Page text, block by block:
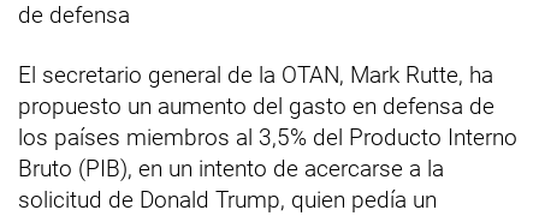
de defensa
El secretario general de la OTAN, Mark Rutte, ha
propuesto un aumento del gasto en defensa de
los países miembros al 3,5% del Producto Interno
Bruto (PIB), en un intento de acercarse a la
solicitud de Donald Trump, quien pedía un